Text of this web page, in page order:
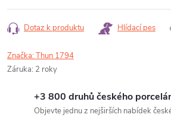
Dotaz k produktu Hlídací pes
Značka:Thun 1794
Záruka: 2 roky
+3 800 druhů českého
Objevte jednu z nejširších nabídek